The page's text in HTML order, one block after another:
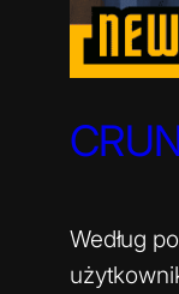
Według